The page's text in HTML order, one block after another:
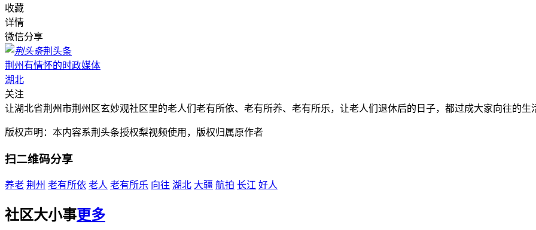
收藏
详情
微信分享
荆头条
荆州有情怀的时政媒体
湖北
关注
让湖北省荆州市荆州区玄妙观社区里的老人们老有所依、老有所养、老有所乐，让老人们退休后的日子，都过成大家向往的生
版权声明：本内容系荆头条授权梨视频使用，版权归属原作者
扫二维码分享
养老 荆州 老有所依 老人 老有所乐 向往 湖北 大疆 航拍 长江 好人
社区大小事更多